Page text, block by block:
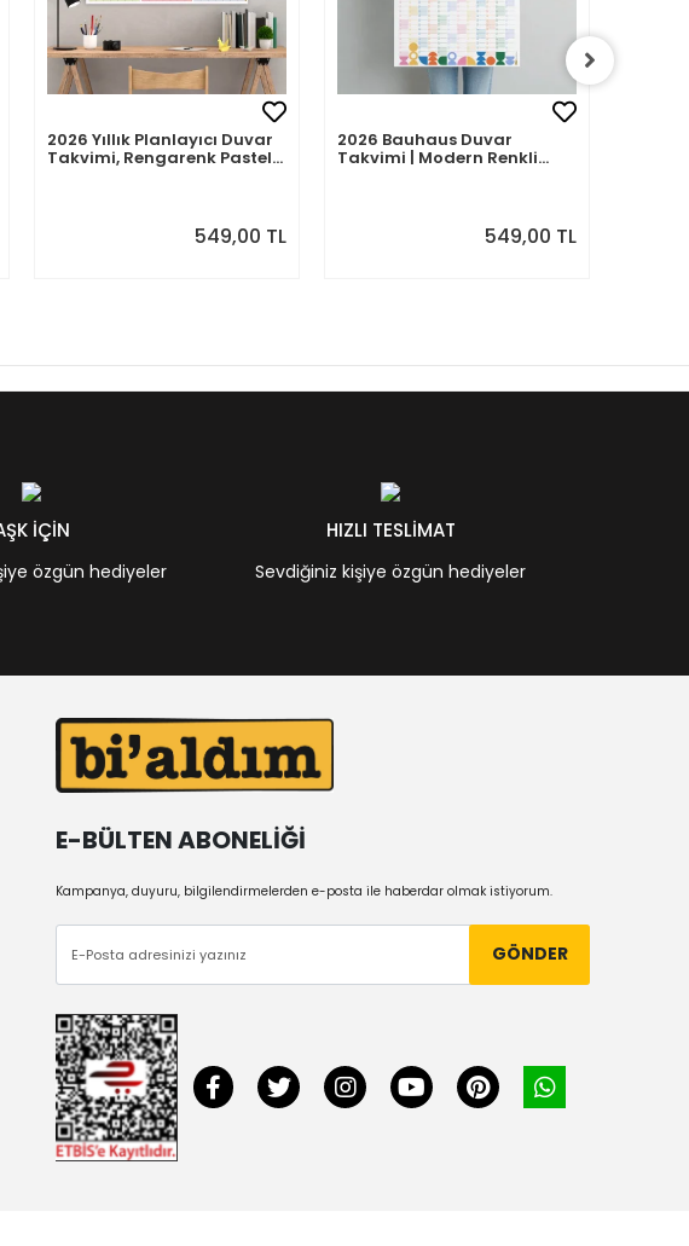
2026 Yıllık Planlayıcı Duvar
Takvimi, Rengarenk Pastel
549,00 TL
2026 Bauhaus Duvar
Takvimi | Modern Renkli
549,00 TL
İÇİN
özgün hediyeler
HIZLI TESLİMAT
Sevdiğiniz kişiye özgün hediyeler
E-BÜLTEN ABONELİĞİ
Kampanya, duyuru, bilgilendirmelerden e-posta ile haberdar olmak istiyorum.
GÖNDER